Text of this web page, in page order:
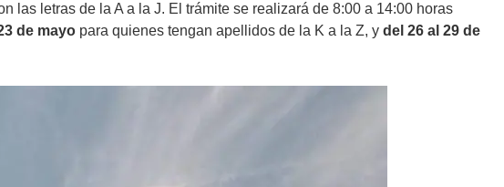
las letras de la A a la J. El trámite se realizará de 8:00 a 14:00 horas
de mayo para quienes tengan apellidos de la K a la Z, y del 26 al 29 de